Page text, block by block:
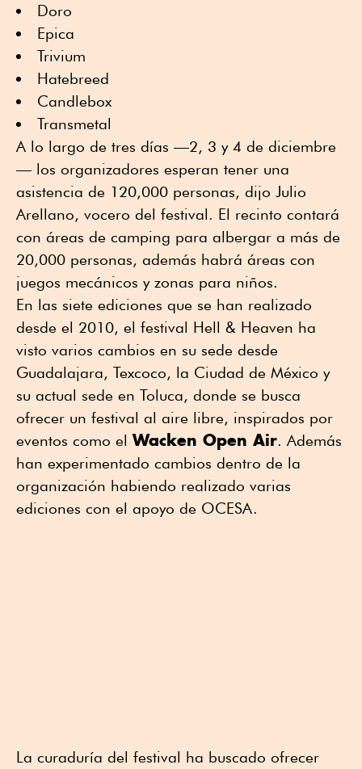
Doro
Epica
Trivium
Hatebreed
Candlebox
Transmetal
A lo largo de tres días —2, 3 y 4 de diciembre
— los organizadores esperan tener una
asistencia de 120,000 personas, dijo Julio
Arellano, vocero del festival. El recinto contará
con áreas de camping para albergar a más de
20,000 personas, además habrá áreas con
juegos mecánicos y zonas para niños.
En las siete ediciones que se han realizado
desde el 2010, el festival Hell & Heaven ha
visto varios cambios en su sede desde
Guadalajara, Texcoco, la Ciudad de México y
su actual sede en Toluca, donde se busca
ofrecer un festival al aire libre, inspirados por
eventos como elWacken Open Air. Además
han experimentado cambios dentro de la
organización habiendo realizado varias
ediciones con el apoyo de OCESA.
La curaduría del festival ha buscado ofrecer